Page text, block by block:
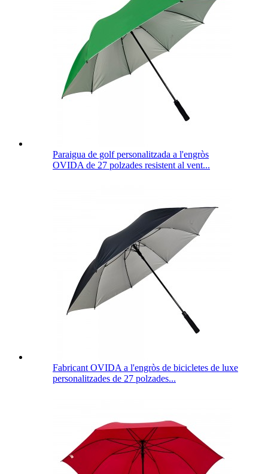
Paraigua de golf personalitzada a l'engròs
OVIDA de 27 polzades resistent al vent...
Fabricant OVIDA a l'engròs de bicicletes de luxe
personalitzades de 27 polzades...